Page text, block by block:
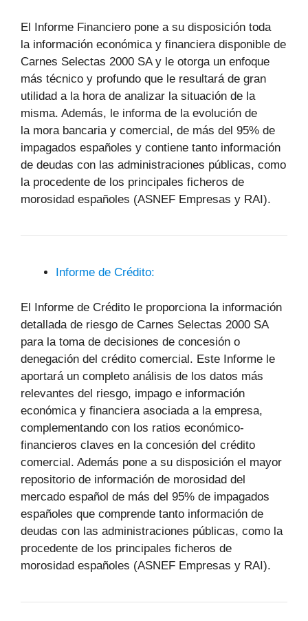
El Informe Financiero pone a su disposición toda
la información económica y financiera disponible de
Carnes Selectas 2000 SA y le otorga un enfoque
más técnico y profundo que le resultará de gran
utilidad a la hora de analizar la situación de la
misma. Además, le informa de la evolución de
la mora bancaria y comercial, de más del 95% de
impagados españoles y contiene tanto información
de deudas con las administraciones públicas, como
la procedente de los principales ficheros de
morosidad españoles (ASNEF Empresas y RAI).
Informe de Crédito:
El Informe de Crédito le proporciona la información
detallada de riesgo de Carnes Selectas 2000 SA
para la toma de decisiones de concesión o
denegación del crédito comercial. Este Informe le
aportará un completo análisis de los datos más
relevantes del riesgo, impago e información
económica y financiera asociada a la empresa,
complementando con los ratios económico-
financieros claves en la concesión del crédito
comercial. Además pone a su disposición el mayor
repositorio de información de morosidad del
mercado español de más del 95% de impagados
españoles que comprende tanto información de
deudas con las administraciones públicas, como la
procedente de los principales ficheros de
morosidad españoles (ASNEF Empresas y RAI).